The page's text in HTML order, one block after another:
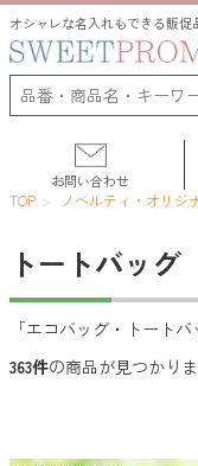
オシャレな名入れもできる販促
お問い合わせ
TOP ノベルティ・オリジ
トートバッグ
「エコバッグ・トート
363件の商品が見つかり